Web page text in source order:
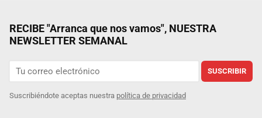
RECIBE "Arranca que nos vamos", NUESTRA
NEWSLETTER SEMANAL
SUSCRIBIR
Suscribiéndote aceptas nuestra política de privacidad